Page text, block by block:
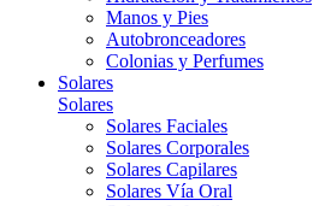
Manos y Pies
Autobronceadores
Colonias y Perfumes
Solares
Solares
Solares Faciales
Solares Corporales
Solares Capilares
Solares Vía Oral